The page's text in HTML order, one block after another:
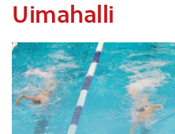
Uimahalli